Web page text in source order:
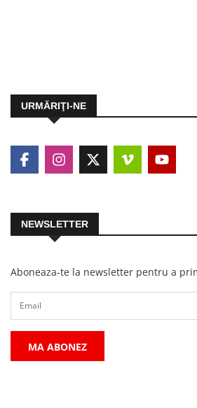
URMĂRIŢI-NE
NEWSLETTER
Aboneaza-te la newsletter pentru a
MA ABONEZ